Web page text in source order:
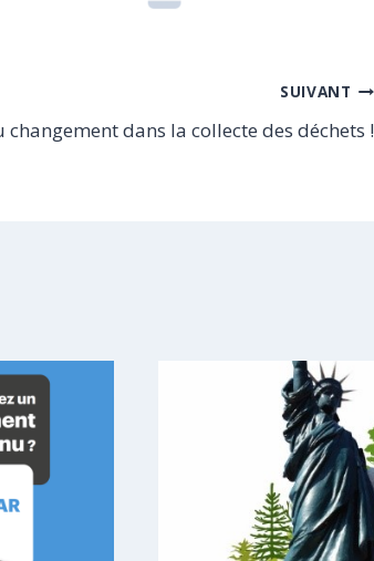
SUIVANT
changement dans la collecte des déchets !